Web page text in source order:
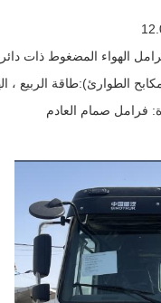
الهواء المضغوط ذات
الطوارئ):طاقة الربيع ،
فرامل صمام العادم